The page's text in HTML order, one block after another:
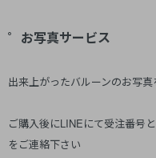
゜お写真サービス
出来上がったバルーンのお写
ご購入後にLINEにて受注番号
をご連絡下さい